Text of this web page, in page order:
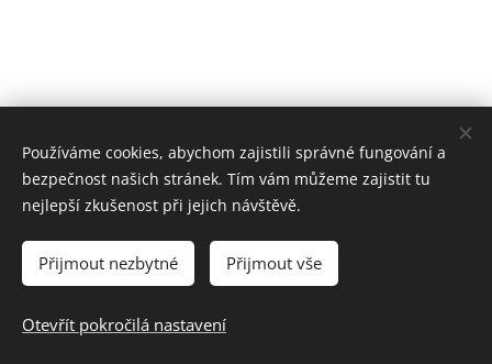
Vytvořeno službou
Používáme cookies, abychom zajistili správné fungování a
bezpečnost našich stránek. Tím vám můžeme zajistit tu
nejlepší zkušenost při jejich návštěvě.
Přijmout nezbytné Přijmout vše
Otevřít pokročilá nastavení